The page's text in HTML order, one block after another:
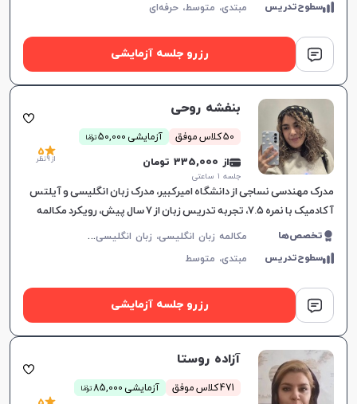
سطوح‌تدریس مبتدی، متوسط،حرفه‌ای
رزرو جلسه آزمایشی
بنفشه روحی
50 کلاس موفق آزمایشی 50,000 توما
ن
از 335,000 تومان
جلسه ۱ ساعتی
5
از 9 نظر
مدرک مهندسی نساجی از دانشگاه امیرکبیر، مدرک زبان انگلیسی و آیلتس
آکادمیک با نمره ۷.۵، تجربه تدریس زبان از ۷ سال پیش، رویکرد مکالمه
محور در آموزش
تخصص‌ها م
کالمه زبان انگلیسی، زبان انگلیسی عمومی، گرامر زبان انگلیسی، زبان انگلیسی تجاری، زبان انگلیسی آمریکایی، زبان انگلیسی هفتم دبیرستان، زبان انگلیسی هشتم دبیرستان، زبان انگلیسی نهم دبیرستان، زبان انگلیسی دهم دبیرستان، زبان انگلیسی یازدهم دبیرستان، زبان انگلیسی دوازدهم دبیرستان، زبان انگلیسی کودکان، آیلتس، تافل
سطوح‌تدریس مبتدی، متوسط
رزرو جلسه آزمایشی
آزاده روستا
471 کلاس موفق آزمایشی 85,000 توما
ن
افزایش اعتبار